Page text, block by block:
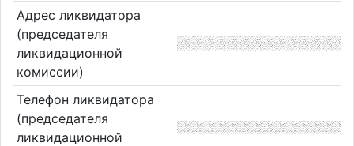
Адрес ликвидатора
(председателя
ликвидационной
комиссии)
Телефон ликвидатора
(председателя
ликвидационной